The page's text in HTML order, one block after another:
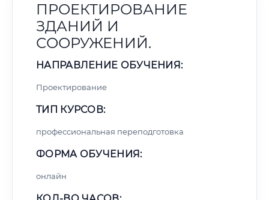
ПРОЕКТИРОВАНИЕ
ЗДАНИЙ И
СООРУЖЕНИЙ.
НАПРАВЛЕНИЕ ОБУЧЕНИЯ:
Проектирование
ТИП КУРСОВ:
профессиональная переподготовка
ФОРМА ОБУЧЕНИЯ:
онлайн